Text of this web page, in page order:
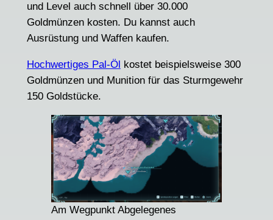
und Level auch schnell über 30.000
Goldmünzen kosten. Du kannst auch
Ausrüstung und Waffen kaufen.
Hochwertiges Pal-Öl kostet beispielsweise 300
Goldmünzen und Munition für das Sturmgewehr
150 Goldstücke.
Am Wegpunkt Abgelegenes